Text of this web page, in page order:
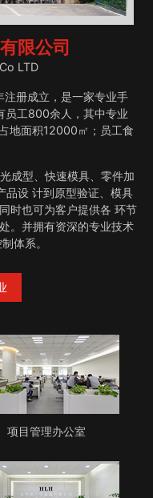
限公司
LTD
册成立，是一家专业手
员工800余人，其中专业
地面积12000㎡；员工食
成型、快速模具、零件加
品设 计到原型验证、模具
时也可为客户提供各 环节
。并拥有资深的专业技术
体系。
项目管理办公室